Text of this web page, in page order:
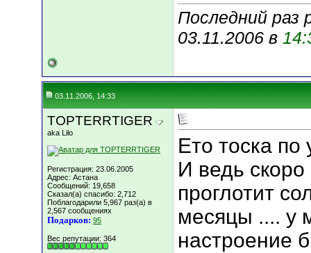
Последний раз
03.11.2006 в
03.11.2006, 14:33
TOPTERRTIGER
aka Lilo
Регистрация: 23.06.2005
Адрес: Астана
Сообщений: 19,658
Сказал(а) спасибо: 2,712
Поблагодарили 5,967 раз(а) в
2,567 сообщениях
Подарков: 95
Вес репутации: 364
Ето тоска
И ведь
проглотит
месяцы .... у
настроение